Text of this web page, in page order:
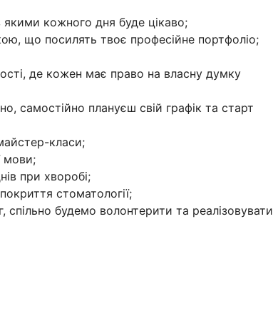
якими кожного дня буде цікаво;
що посилять твоє професійне портфоліо;
де кожен має право на власну думку
самостійно плануєш свій графік та старт
класи;
мови;
при хворобі;
стоматології;
спільно будемо волонтерити та реалізовувати